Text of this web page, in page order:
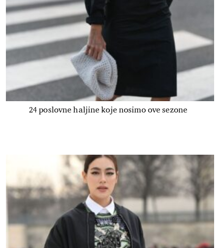
24 poslovne haljine koje nosimo ove sezone